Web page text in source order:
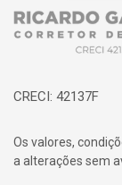
CRECI: 42137F
Os valores,
a alterações sem